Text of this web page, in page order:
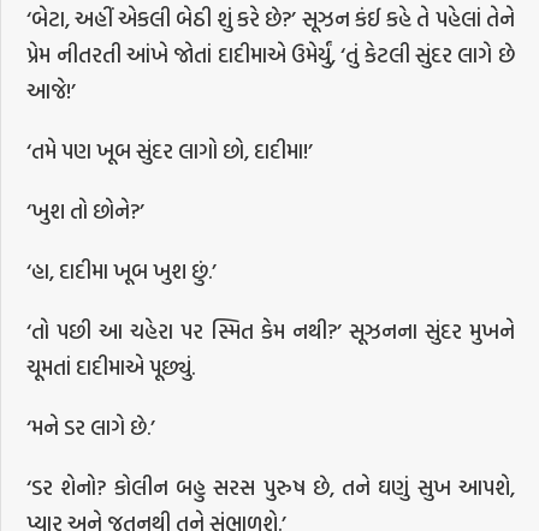
‘બેટા, અહીં એકલી બેઠી શું કરે છે?’ સૂઝન કંઈ કહે તે પહેલાં તેને
પ્રેમ નીતરતી આંખે જોતાં દાદીમાએ ઉમેર્યું, ‘તું કેટલી સુંદર લાગે છે
આજે!’
‘તમે પણ ખૂબ સુંદર લાગો છો, દાદીમા!’
‘ખુશ તો છોને?’
‘હા, દાદીમા ખૂબ ખુશ છું.’
‘તો પછી આ ચહેરા પર સ્મિત કેમ નથી?’ સૂઝનના સુંદર મુખને
ચૂમતાં દાદીમાએ પૂછ્યું.
‘મને ડર લાગે છે.’
‘ડર શેનો? કોલીન બહુ સરસ પુરુષ છે, તને ઘણું સુખ આપશે,
પ્યાર અને જતનથી તને સંભાળશે.’